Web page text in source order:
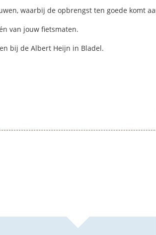
waarbij de opbrengst ten goede komt
van jouw fietsmaten.
bij de Albert Heijn in Bladel.